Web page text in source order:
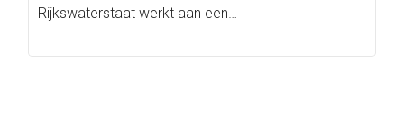
Rijkswaterstaat werkt aan een…